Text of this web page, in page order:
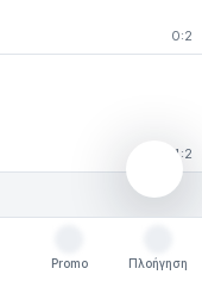
0:2
1:2
Promo
Πλοήγηση